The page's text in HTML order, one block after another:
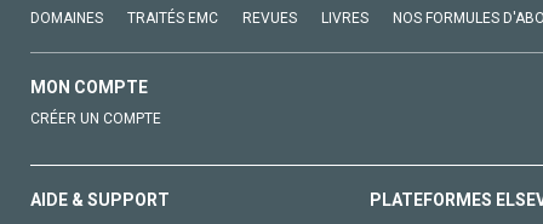
DOMAINES TRAITÉS EMC REVUES LIVRES NOS FORMULES
MON COMPTE
CRÉER UN COMPTE
AIDE & SUPPORT PLATEFORMES